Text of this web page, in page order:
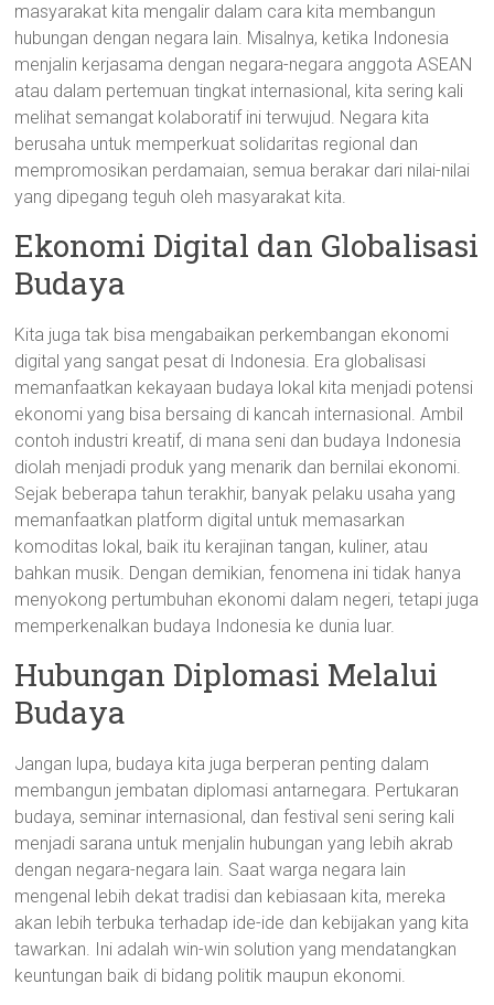
masyarakat kita mengalir dalam cara kita membangun
hubungan dengan negara lain. Misalnya, ketika Indonesia
menjalin kerjasama dengan negara-negara anggota ASEAN
atau dalam pertemuan tingkat internasional, kita sering kali
melihat semangat kolaboratif ini terwujud. Negara kita
berusaha untuk memperkuat solidaritas regional dan
mempromosikan perdamaian, semua berakar dari nilai-nilai
yang dipegang teguh oleh masyarakat kita.
Ekonomi Digital dan Globalisasi
Budaya
Kita juga tak bisa mengabaikan perkembangan ekonomi
digital yang sangat pesat di Indonesia. Era globalisasi
memanfaatkan kekayaan budaya lokal kita menjadi potensi
ekonomi yang bisa bersaing di kancah internasional. Ambil
contoh industri kreatif, di mana seni dan budaya Indonesia
diolah menjadi produk yang menarik dan bernilai ekonomi.
Sejak beberapa tahun terakhir, banyak pelaku usaha yang
memanfaatkan platform digital untuk memasarkan
komoditas lokal, baik itu kerajinan tangan, kuliner, atau
bahkan musik. Dengan demikian, fenomena ini tidak hanya
menyokong pertumbuhan ekonomi dalam negeri, tetapi juga
memperkenalkan budaya Indonesia ke dunia luar.
Hubungan Diplomasi Melalui
Budaya
Jangan lupa, budaya kita juga berperan penting dalam
membangun jembatan diplomasi antarnegara. Pertukaran
budaya, seminar internasional, dan festival seni sering kali
menjadi sarana untuk menjalin hubungan yang lebih akrab
dengan negara-negara lain. Saat warga negara lain
mengenal lebih dekat tradisi dan kebiasaan kita, mereka
akan lebih terbuka terhadap ide-ide dan kebijakan yang kita
tawarkan. Ini adalah win-win solution yang mendatangkan
keuntungan baik di bidang politik maupun ekonomi.